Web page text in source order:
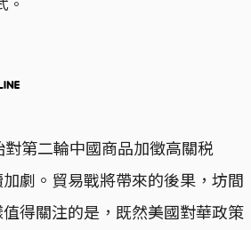
第二輪中國商品加徵高關税
劇。貿易戰將帶來的後果，坊間
得關注的是，既然美國對華政策